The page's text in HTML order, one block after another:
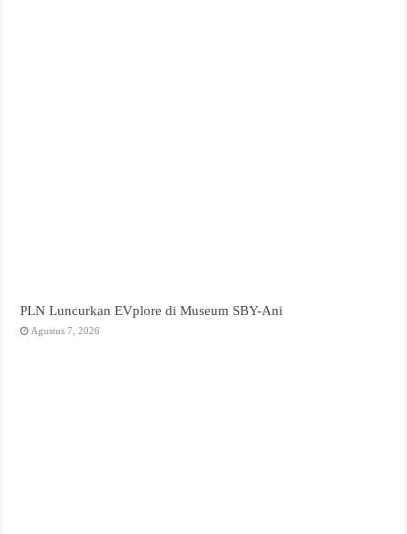
PLN Luncurkan EVplore di Museum SBY-Ani
Agustus 7, 2026